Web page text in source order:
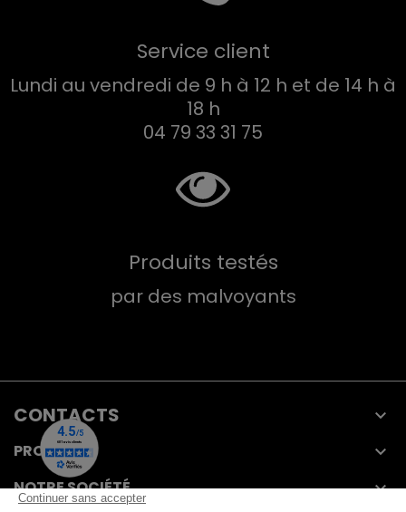
Service client
Lundi au vendredi de 9 h à 12 h et de 14 h à
18 h
04 79 33 31 75
Produits testés
par des malvoyants
CONTACTS 
PRODUITS 
NOTRE SOCIÉTÉ 